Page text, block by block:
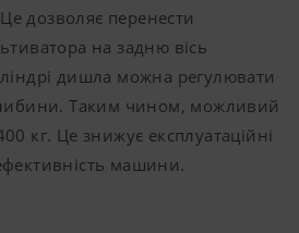
дозволяє перенести
на задню вісь
дишла можна регулювати
Таким чином, можливий
кг. Це знижує експлуатаційні
машини.